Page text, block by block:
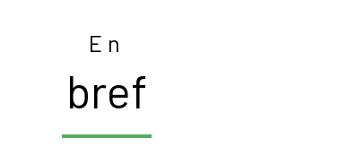
En
bref